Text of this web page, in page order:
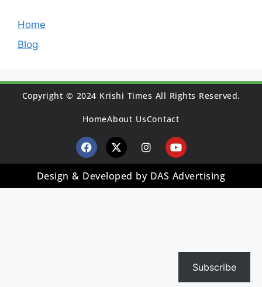
Home
Blog
Copyright © 2024 Krishi Times All Rights Reserved.
HomeAbout UsContact
Design & Developed by DAS Advertising
Subscribe